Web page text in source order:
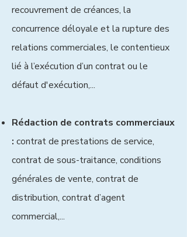
recouvrement de créances, la
concurrence déloyale et la rupture des
relations commerciales, le contentieux
lié à l’exécution d’un contrat ou le
défaut d'exécution,...
Rédaction de contrats commerciaux
: contrat de prestations de service,
contrat de sous-traitance, conditions
générales de vente, contrat de
distribution, contrat d’agent
commercial,...